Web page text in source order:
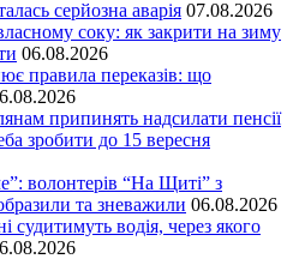
серйозна аварія 07.08.2026
соку: як закрити на зиму
06.08.2026
правила переказів: що
припинять надсилати пенсії
зробити до 15 вересня
волонтерів “На Щиті” з
та зневажили 06.08.2026
судитимуть водія, через якого